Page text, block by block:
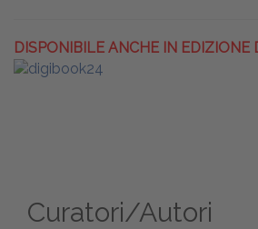
DISPONIBILE ANCHE IN EDIZIONE
Curatori/Autori